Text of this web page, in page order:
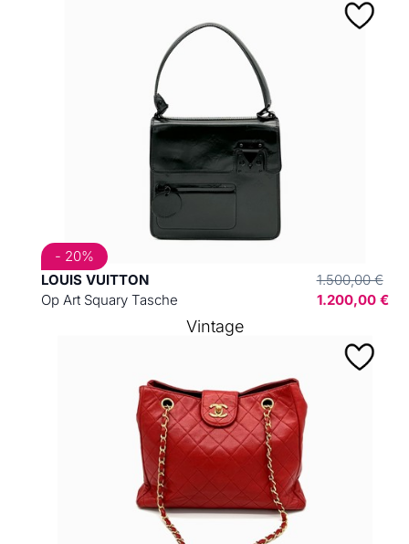
LOUIS VUITTON
Op Art Squary Tasche
1.500,00 €
1.200,00 €
- 20%
Vintage